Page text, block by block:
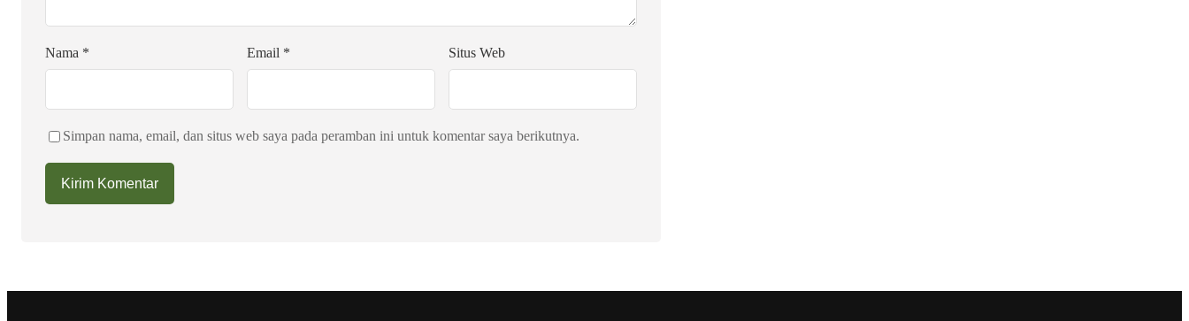
Nama * Email * Situs Web
Simpan nama, email, dan situs web saya pada peramban ini untuk komentar saya berikutnya.